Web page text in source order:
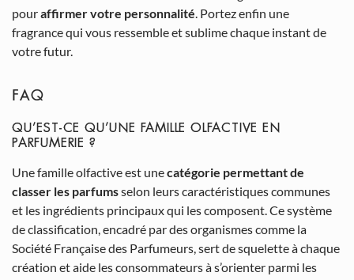
pouraffirmer votre personnalité. Portez enfin une
fragrance qui vous ressemble et sublime chaque instant de
votre futur.
FAQ
QU’EST-CE QU’UNE FAMILLE OLFACTIVE EN
PARFUMERIE ?
Une famille olfactive est unecatégorie permettant de
classer les parfumsselon leurs caractéristiques communes
et les ingrédients principaux qui les composent. Ce système
de classification, encadré par des organismes comme la
Société Française des Parfumeurs, sert de squelette à chaque
création et aide les consommateurs à s’orienter parmi les